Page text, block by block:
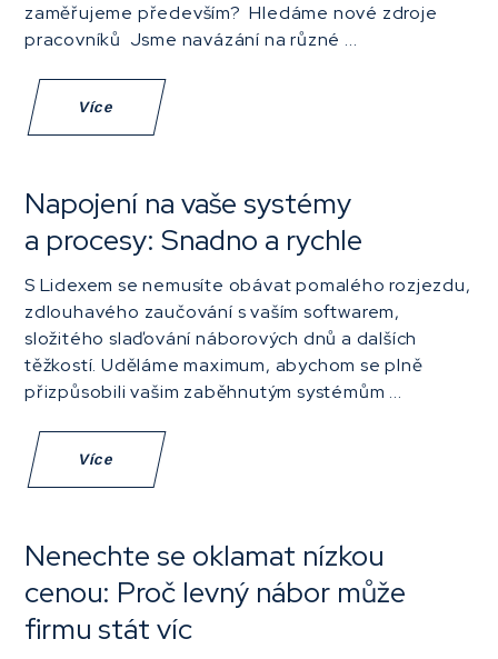
zaměřujeme především? Hledáme nové zdroje
pracovníků Jsme navázání na různé ...
Více
Napojení na vaše systémy
a procesy: Snadno a rychle
S Lidexem se nemusíte obávat pomalého rozjezdu,
zdlouhavého zaučování s vaším softwarem,
složitého slaďování náborových dnů a dalších
těžkostí. Uděláme maximum, abychom se plně
přizpůsobili vašim zaběhnutým systémům ...
Více
Nenechte se oklamat nízkou
cenou: Proč levný nábor může
firmu stát víc